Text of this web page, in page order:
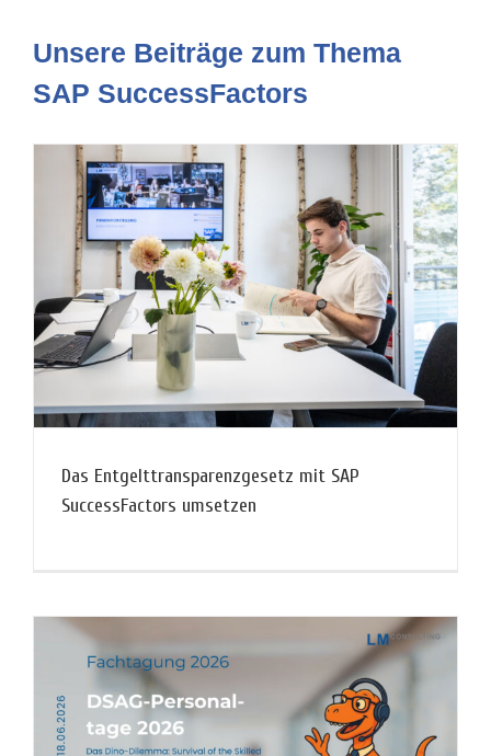
Unsere Beiträge zum Thema
SAP SuccessFactors
Das Entgelttransparenzgesetz mit SAP
SuccessFactors umsetzen